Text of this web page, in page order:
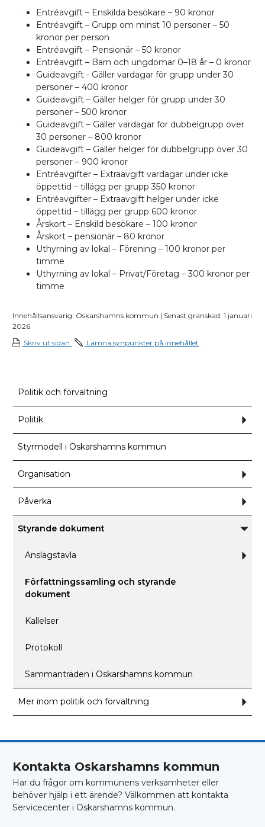
Entréavgift – Enskilda besökare – 90 kronor
Entréavgift – Grupp om minst 10 personer – 50
kronor per person
Entréavgift – Pensionär – 50 kronor
Entréavgift – Barn och ungdomar 0–18 år – 0 kronor
Guideavgift - Gäller vardagar för grupp under 30
personer – 400 kronor
Guideavgift – Gäller helger för grupp under 30
personer – 500 kronor
Guideavgift – Gäller vardagar för dubbelgrupp över
30 personer – 800 kronor
Guideavgift – Gäller helger för dubbelgrupp över 30
personer – 900 kronor
Entréavgifter – Extraavgift vardagar under icke
öppettid – tillägg per grupp 350 kronor
Entréavgifter – Extraavgift helger under icke
öppettid – tillägg per grupp 600 kronor
Årskort – Enskild besökare – 100 kronor
Årskort – pensionär – 80 kronor
Uthyrning av lokal – Förening – 100 kronor per
timme
Uthyrning av lokal – Privat/Företag – 300 kronor per
timme
Innehållsansvarig: Oskarshamns kommun | Senast granskad: 1 januari
2026
Skriv ut sidan
Lämna synpunkter på innehållet
Politik och förvaltning
Politik
Styrmodell i Oskarshamns kommun
Organisation
Påverka
Styrande dokument
Anslagstavla
Författningssamling och styrande
dokument
Kallelser
Protokoll
Sammanträden i Oskarshamns kommun
Mer inom politik och förvaltning
Mer
och
Kontakta Oskarshamns kommun
Har du frågor om kommunens verksamheter eller
behöver hjälp i ett ärende? Välkommen att kontakta
Servicecenter i Oskarshamns kommun.